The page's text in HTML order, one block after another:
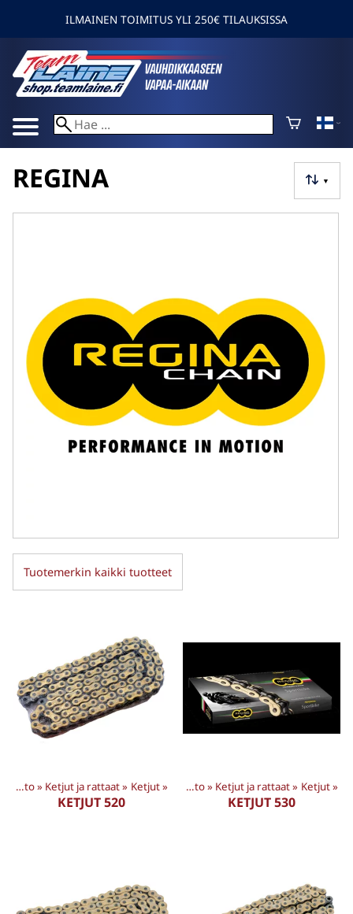
ILMAINEN TOIMITUS YLI 250€ TILAUKSISSA
▼
REGINA
Tuotemerkin kaikki tuotteet
Voimansiirto‪» Ketjut ja rattaat‪» Ketjut‪»
KETJUT 520
Tuotteet‪»MP tarvikkeet‪» Voimansiirto‪» Ketjut ja rattaat‪» Ketjut‪»
KETJUT 530